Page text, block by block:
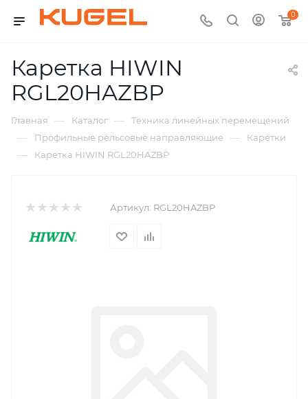
0
Каретка HIWIN
RGL20HAZBP
Главная — Каталог — Техника линейных перемещений
— Профильные рельсовые направляющие — Каретки
— Каретка HIWIN RGL20HAZBP
Артикул: RGL20HAZBP